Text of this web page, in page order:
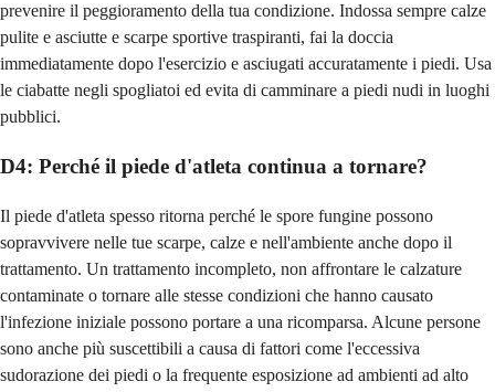
prevenire il peggioramento della tua condizione. Indossa sempre calze
pulite e asciutte e scarpe sportive traspiranti, fai la doccia
immediatamente dopo l'esercizio e asciugati accuratamente i piedi. Usa
le ciabatte negli spogliatoi ed evita di camminare a piedi nudi in luoghi
pubblici.
D4: Perché il piede d'atleta continua a tornare?
Il piede d'atleta spesso ritorna perché le spore fungine possono
sopravvivere nelle tue scarpe, calze e nell'ambiente anche dopo il
trattamento. Un trattamento incompleto, non affrontare le calzature
contaminate o tornare alle stesse condizioni che hanno causato
l'infezione iniziale possono portare a una ricomparsa. Alcune persone
sono anche più suscettibili a causa di fattori come l'eccessiva
sudorazione dei piedi o la frequente esposizione ad ambienti ad alto